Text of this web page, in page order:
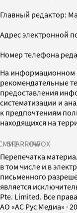
Главный редактор:
Адрес электронной
Номер телефона
На информационном
рекомендательные
предоставления
систематизации и
к предпочтениям
находящихся на
SPARROWINFOX
Перепечатка
в том числе и в
письменного
является
Pte. Limited. Все
AO «АС Рус Медиа» ·